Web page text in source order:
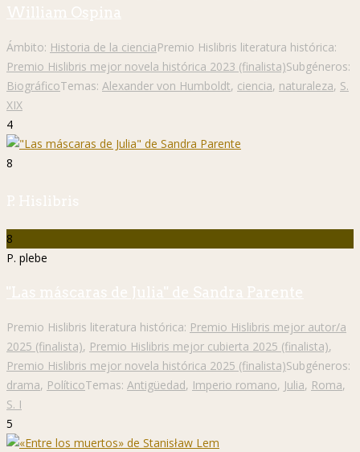
William Ospina
Ámbito: Historia de la cienciaPremio Hislibris literatura histórica:
Premio Hislibris mejor novela histórica 2023 (finalista)Subgéneros:
BiográficoTemas: Alexander von Humboldt, ciencia, naturaleza, S.
XIX
4
8
P. Hislibris
8
P. plebe
"Las máscaras de Julia" de Sandra Parente
Premio Hislibris literatura histórica: Premio Hislibris mejor autor/a
2025 (finalista), Premio Hislibris mejor cubierta 2025 (finalista),
Premio Hislibris mejor novela histórica 2025 (finalista)Subgéneros:
drama, PolíticoTemas: Antigüedad, Imperio romano, Julia, Roma,
S. I
5